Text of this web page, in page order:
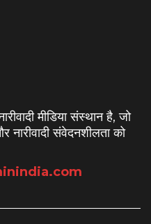
मीडिया संस्थान है, जो
नारीवादी संवेदनशीलता को